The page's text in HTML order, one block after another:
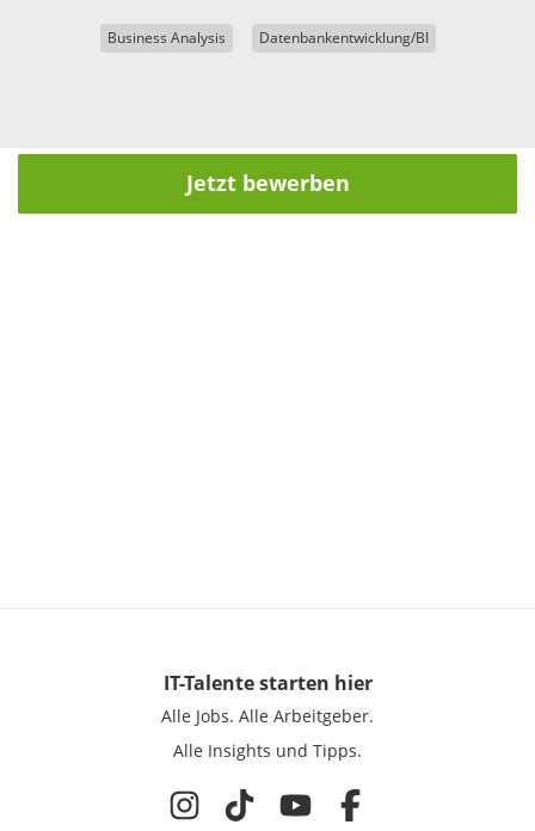
Business Analysis Datenbankentwicklung/BI
Jetzt bewerben
IT-Talentestarten hier
Alle Jobs. Alle Arbeitgeber.
Alle Insights und Tipps.